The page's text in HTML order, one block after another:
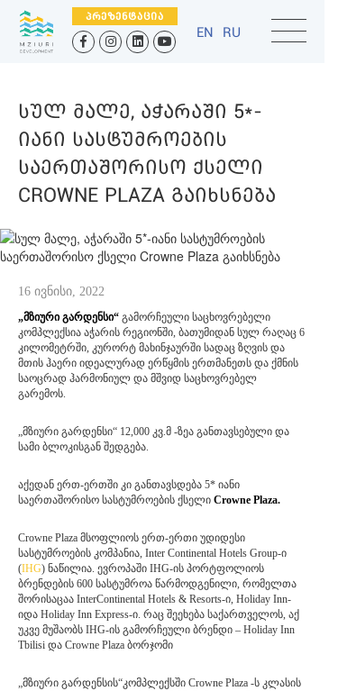
ᲞᲠᲔᲖᲔᲜᲢᲐᲪᲘᲐ
EN RU
ᲡᲣᲚ ᲛᲐᲚᲔ, ᲐᲭᲐᲠᲐᲨᲘ 5*-
ᲘᲐᲜᲘ ᲡᲐᲡᲢᲣᲛᲠᲝᲔᲑᲘᲡ
ᲡᲐᲔᲠᲗᲐᲨᲝᲠᲘᲡᲝ ᲥᲡᲔᲚᲘ
CROWNE PLAZA ᲒᲐᲘᲮᲡᲜᲔᲑᲐ
16 ივნისი, 2022
„მზიური გარდენსი“ გამორჩეული საცხოვრებელი
კომპლექსია აჭარის რეგიონში, ბათუმიდან სულ რაღაც 6
კილომეტრში, კურორტ მახინჯაურში სადაც ზღვის და
მთის ჰაერი იდეალურად ერწყმის ერთმანეთს და ქმნის
საოცრად ჰარმონიულ და მშვიდ საცხოვრებელ
გარემოს.
„მზიური გარდენსი“ 12,000 კვ.მ -ზეა განთავსებული და
სამი ბლოკისგან შედგება.
აქედან ერთ-ერთში კი განთავსდება 5* იანი
საერთაშორისო სასტუმროების ქსელი Crowne Plaza.
Crowne Plaza მსოფლიოს ერთ-ერთი უდიდესი
სასტუმროების კომპანია, Inter Continental Hotels Group-ი
(IHG) ნაწილია. ევროპაში IHG-ის პორტფოლიოს
ბრენდების 600 სასტუმროა წარმოდგენილი, რომელთა
შორისაცაა InterContinental Hotels & Resorts-ი, Holiday Inn-
იდა Holiday Inn Express-ი. რაც შეეხება საქართველოს, აქ
უკვე მუშაობს IHG-ის გამორჩეული ბრენდი – Holiday Inn
Tbilisi და Crowne Plaza ბორჯომი
„მზიური გარდენსის“კომპლექსში Crowne Plaza -ს კლასის